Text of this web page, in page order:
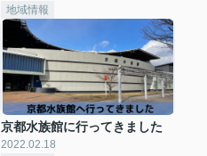
地域情報
京都水族館に行ってきました
2022.02.18